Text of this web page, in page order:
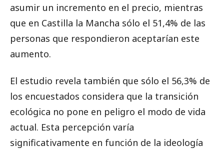
asumir un incremento en el precio, mientras
que en Castilla la Mancha sólo el 51,4% de las
personas que respondieron aceptarían este
aumento.
El estudio revela también que sólo el 56,3% de
los encuestados considera que la transición
ecológica no pone en peligro el modo de vida
actual. Esta percepción varía
significativamente en función de la ideología